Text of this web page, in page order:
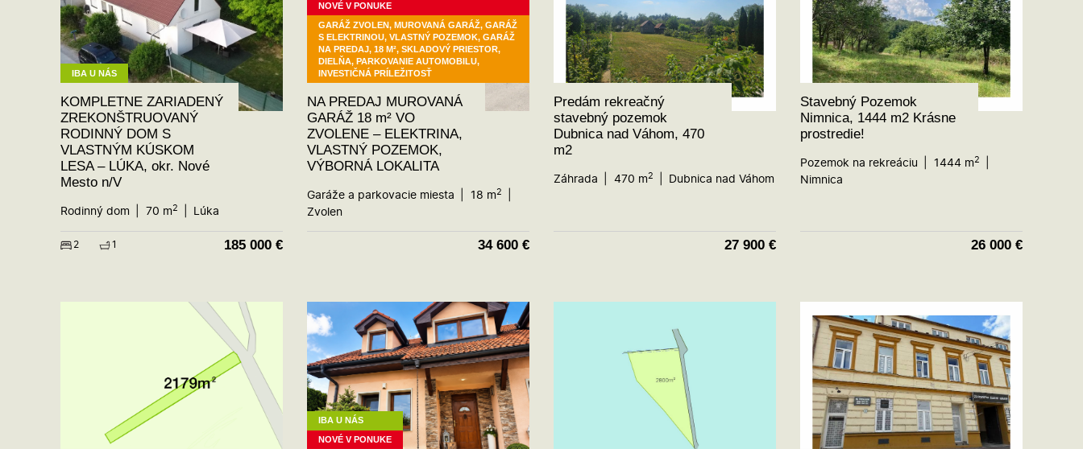
IBA U NÁS
KOMPLETNE ZARIADENÝ
ZREKONŠTRUOVANÝ
RODINNÝ DOM S
VLASTNÝM KÚSKOM
LESA – LÚKA, okr. Nové
Mesto n/V
Rodinný dom 70 m2 Lúka
2 1 185 000 €
NOVÉ V PONUKE
GARÁŽ ZVOLEN, MUROVANÁ GARÁŽ, GARÁŽ
S ELEKTRINOU, VLASTNÝ POZEMOK, GARÁŽ
NA PREDAJ, 18 M², SKLADOVÝ PRIESTOR,
DIELŇA, PARKOVANIE AUTOMOBILU,
INVESTIČNÁ PRÍLEŽITOSŤ
NA PREDAJ MUROVANÁ
GARÁŽ 18 m² VO
ZVOLENE – ELEKTRINA,
VLASTNÝ POZEMOK,
VÝBORNÁ LOKALITA
Garáže a parkovacie miesta 18 m2
Zvolen
34 600 €
Predám rekreačný
stavebný pozemok
Dubnica nad Váhom, 470
m2
Záhrada 470 m2 Dubnica nad Váhom
27 900 €
Stavebný Pozemok
Nimnica, 1444 m2 Krásne
prostredie!
Pozemok na rekreáciu 1444 m2
Nimnica
26 000 €
IBA U NÁS
NOVÉ V PONUKE